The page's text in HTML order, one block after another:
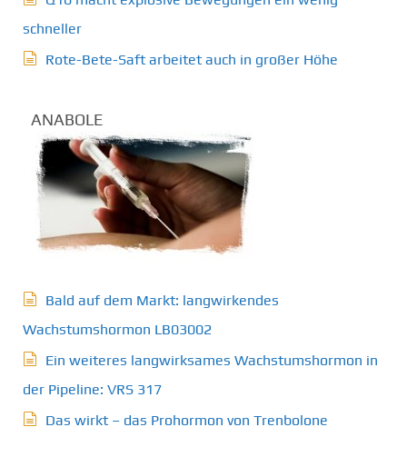
schneller
Rote-Bete-Saft arbeitet auch in großer Höhe
ANABOLE
Bald auf dem Markt: langwirkendes
Wachstumshormon LB03002
Ein weiteres langwirksames Wachstumshormon in
der Pipeline: VRS 317
Das wirkt – das Prohormon von Trenbolone